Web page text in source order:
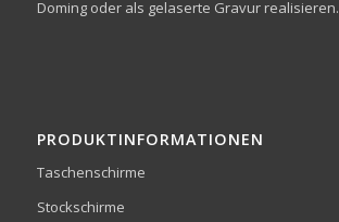
Doming oder als gelaserte Gravur realisieren.
PRODUKTINFORMATIONEN
Taschenschirme
Stockschirme